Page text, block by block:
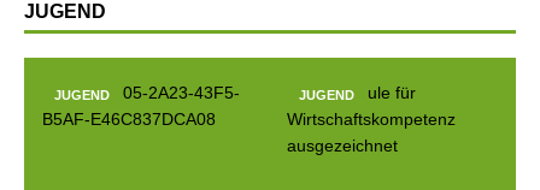
JUGEND
JUGEND JUGEND